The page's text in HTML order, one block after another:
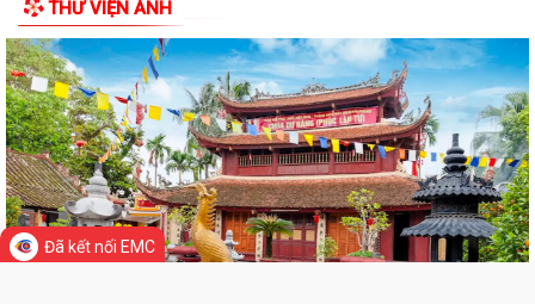
Ban chỉ huy quân sự xã Vĩnh Hải tổ chức Hội nghị công bố, trao quyết
định miễn nhiệm, bổ nhiệm Thôn...
Nghị quyết Quy định nội dung chi, mức chi kinh phí bảo đảm cho công
tác xây dựng văn bản quy phạm...
KỲ HỌP THỨ 3 HĐND XÃ VĨNH HẢI KHÓA II, NHIỆM KỲ 2026 - 2031
THÀNH CÔNG TỐT ĐẸP
Công bố danh mục TTHC thuộc lĩnh vực quản lý Sở y tế
THƯ VIỆN ẢNH
Đã kết nối EMC